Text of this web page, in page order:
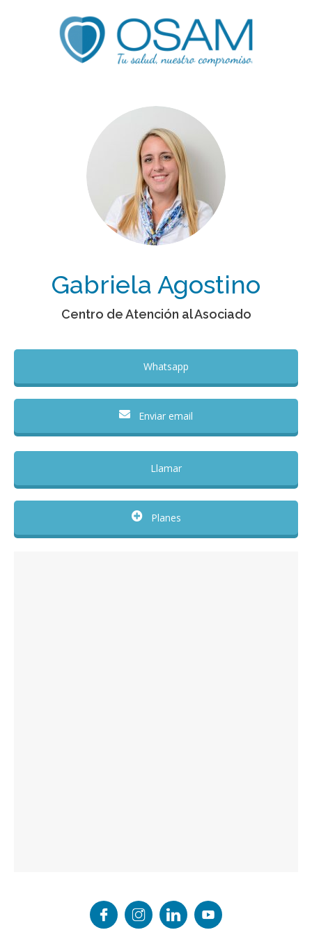
Gabriela Agostino
Centro de Atención al Asociado
Whatsapp
Enviar email
Llamar
Planes